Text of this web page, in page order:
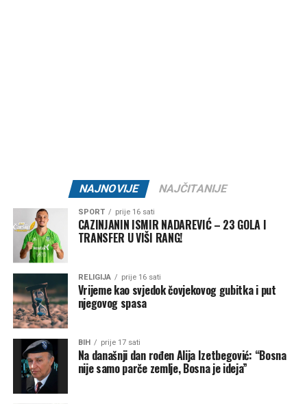
Brojni građani podržali su ovu odluku, ističući da u
trenucima kolektivne tuge solidarnost i suosjećanje moraju
biti ispred svih drugih interesa.
jednom je pokazala koliko je važno njegovati kulturu
empatije, poštovanja i odgovornosti, posebno u trenucima
kada cijela zajednica dijeli bol zbog nenadoknadivog
Share
NAJNOVIJE NAJČITANIJE
SPORT prije 16 sati
CAZINJANIN ISMIR NADAREVIĆ – 23 GOLA I
TRANSFER U VIŠI RANG!
RELIGIJA prije 16 sati
Vrijeme kao svjedok čovjekovog gubitka i put
njegovog spasa
BIH prije 17 sati
Na današnji dan rođen Alija Izetbegović: “Bosna
nije samo parče zemlje, Bosna je ideja”